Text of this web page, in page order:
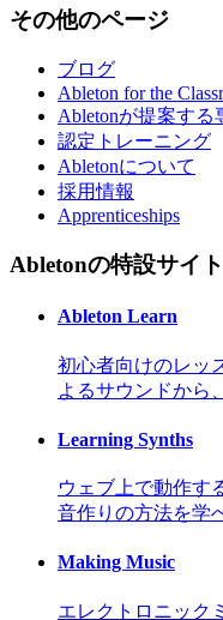
その他のページ
ブログ
Ableton for the
Abletonが提案す
認定トレーニング
Abletonについて
採用情報
Apprenticeships
Abletonの特設サイト
Ableton Learn
初心者向けのレッ
よるサウンドから
Learning Synths
ウェブ上で動作す
音作りの方法を学
Making Music
エレクトロニック